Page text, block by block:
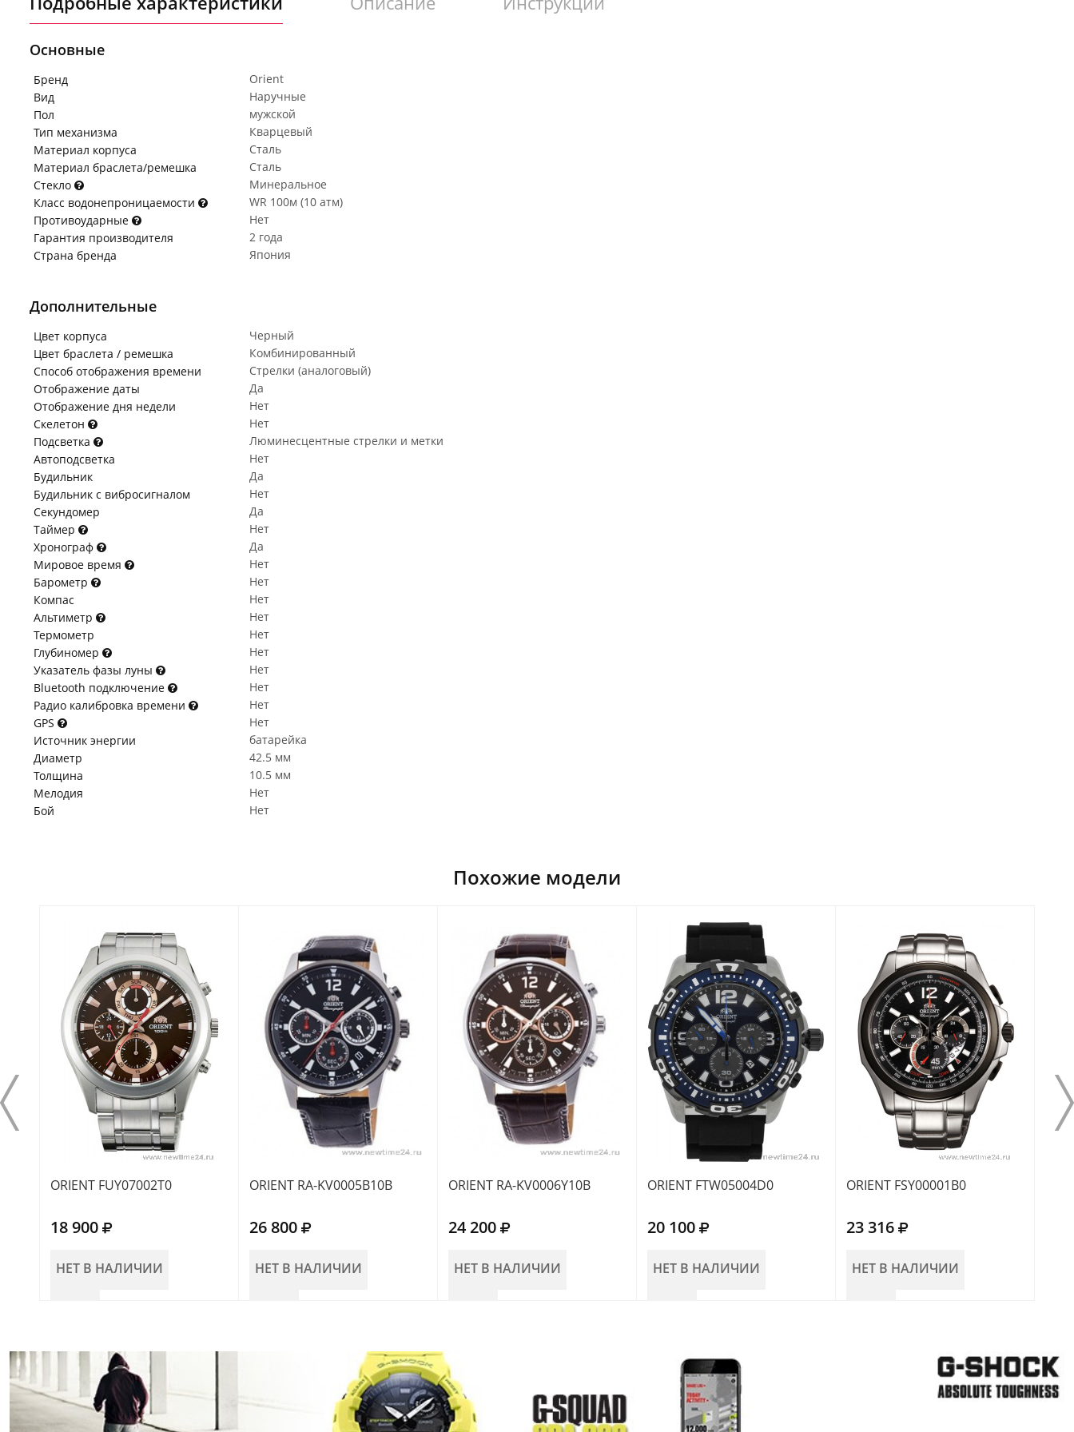
Основные
Бренд
Orient
Вид
Наручные
Пол
мужской
Тип механизма
Кварцевый
Материал корпуса
Сталь
Материал браслета/ремешка
Сталь
Стекло
Минеральное
Класс водонепроницаемости
WR 100м (10 атм)
Противоударные
Нет
Гарантия производителя
2 года
Страна бренда
Япония
Дополнительные
Цвет корпуса
Черный
Цвет браслета / ремешка
Комбинированный
Способ отображения времени
Стрелки (аналоговый)
Отображение даты
Да
Отображение дня недели
Нет
Скелетон
Нет
Подсветка
Люминесцентные стрелки и метки
Автоподсветка
Нет
Будильник
Да
Будильник с вибросигналом
Нет
Секундомер
Да
Таймер
Нет
Хронограф
Да
Мировое время
Нет
Барометр
Нет
Компас
Нет
Альтиметр
Нет
Термометр
Нет
Глубиномер
Нет
Указатель фазы луны
Нет
Bluetooth подключение
Нет
Радио калибровка времени
Нет
GPS
Нет
Источник энергии
батарейка
Диаметр
42.5 мм
Толщина
10.5 мм
Мелодия
Нет
Бой
Нет
Похожие модели
ORIENT FUY07002T0
18 900
НЕТ В НАЛИЧИИ
ORIENT RA-KV0005B10B
26 800
НЕТ В НАЛИЧИИ
ORIENT RA-KV0006Y10B
24 200
НЕТ В НАЛИЧИИ
ORIENT FTW05004D0
20 100
НЕТ В НАЛИЧИИ
ORIENT FSY00001B0
23 316
НЕТ В НАЛИЧИИ